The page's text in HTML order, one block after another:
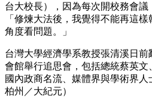
台大校長），因為每次開校務會議
「修煉大法後，我覺得不能再這
角度看問題。」
台灣大學經濟學系教授張清溪日前
會館舉行追思會，包括總統蔡英
國內政商名流、媒體界與學術界
柏州／大紀元）